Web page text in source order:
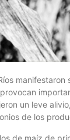
manifestaron
un leve
de los
de maíz de